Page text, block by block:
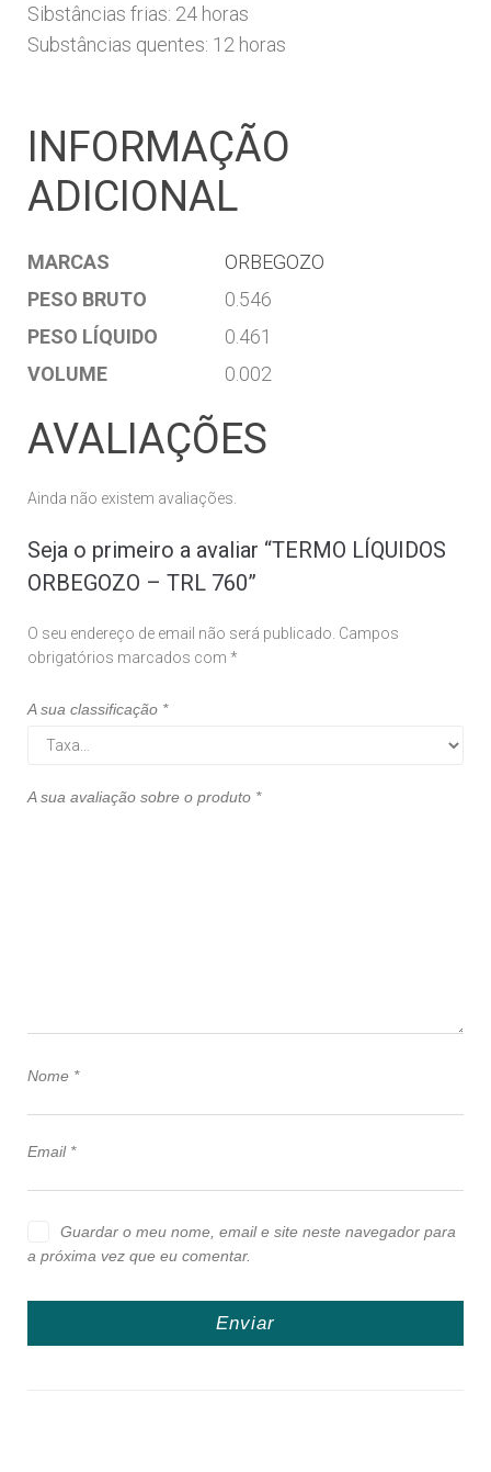
Sibstâncias frias: 24 horas
Substâncias quentes: 12 horas
INFORMAÇÃO
ADICIONAL
MARCAS
ORBEGOZO
PESO BRUTO
0.546
PESO LÍQUIDO
0.461
VOLUME
0.002
AVALIAÇÕES
Ainda não existem avaliações.
Seja o primeiro a avaliar “TERMO LÍQUIDOS
ORBEGOZO – TRL 760”
O seu endereço de email não será publicado. Campos
obrigatórios marcados com *
A sua classificação *
A sua avaliação sobre o produto *
Nome *
Email *
Guardar o meu nome, email e site neste navegador para
a próxima vez que eu comentar.